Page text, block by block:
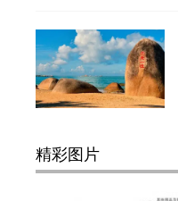
精彩图片